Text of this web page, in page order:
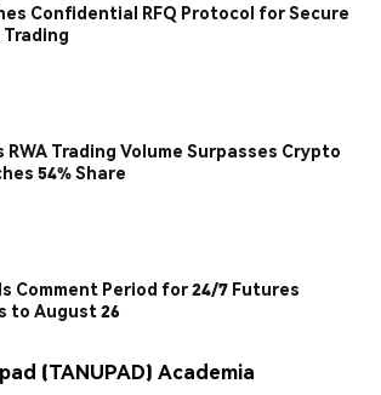
Confidential RFQ Protocol for Secure
Trading Volume Surpasses Crypto
54% Share
Comment Period for 24/7 Futures
to August 26
(TANUPAD) Academia